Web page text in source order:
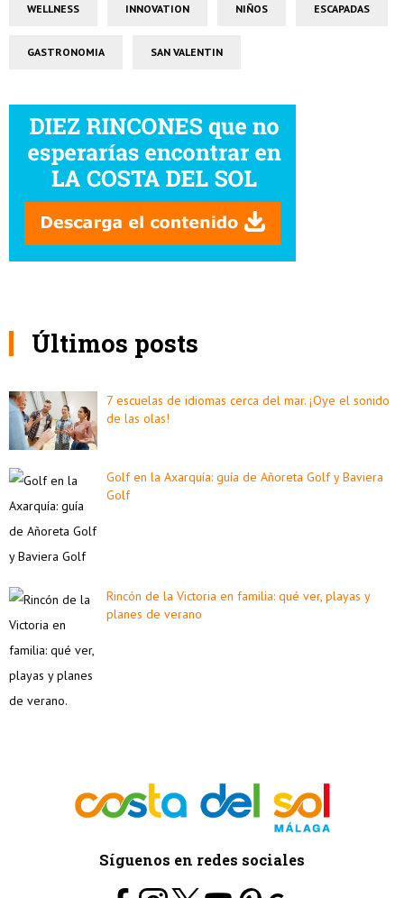
WELLNESS INNOVATION NIÑOS ESCAPADAS
GASTRONOMIA SAN VALENTIN
Últimos posts
7 escuelas de idiomas cerca del mar. ¡Oye el sonido
de las olas!
Golf en la Axarquía: guía de Añoreta Golf y Baviera
Golf
Rincón de la Victoria en familia: qué ver, playas y
planes de verano
Síguenos en redes sociales